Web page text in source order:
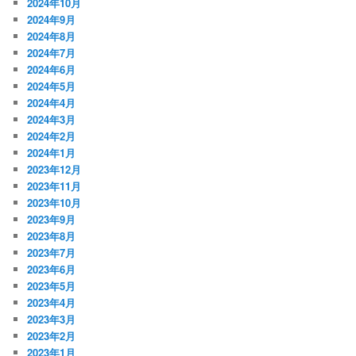
2024年10月
2024年9月
2024年8月
2024年7月
2024年6月
2024年5月
2024年4月
2024年3月
2024年2月
2024年1月
2023年12月
2023年11月
2023年10月
2023年9月
2023年8月
2023年7月
2023年6月
2023年5月
2023年4月
2023年3月
2023年2月
2023年1月